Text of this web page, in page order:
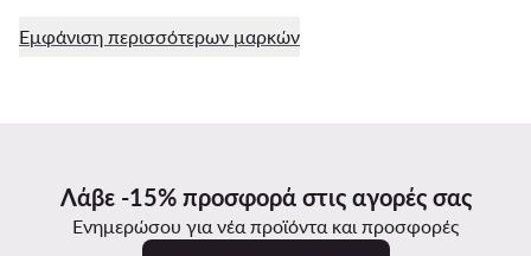
Εμφάνιση περισσότερων μαρκών
Λάβε -15% προσφορά στις αγορές σας
Ενημερώσου για νέα προϊόντα και προσφορές